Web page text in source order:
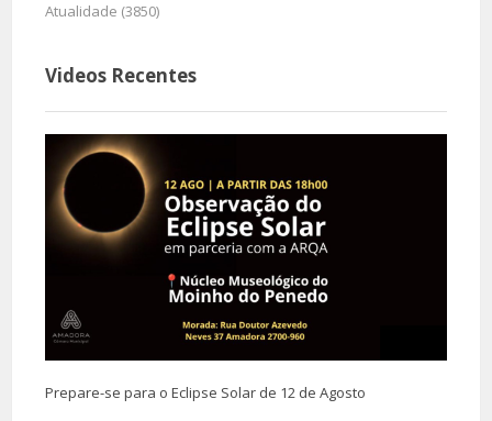
Atualidade (3850)
Videos Recentes
Prepare-se para o Eclipse Solar de 12 de Agosto